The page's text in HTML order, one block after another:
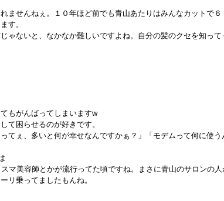
ませんねぇ。１０年ほど前でも青山あたりはみんなカットで６
す。
ゃないと、なかなか難しいですよね。自分の髪のクセを知って
もがんばってしまいますw
て困らせるのが好きです。
てぇ、多いと何が幸せなんですかぁ？」「モデムって何に使う
マ美容師とかが流行ってた頃ですね。まさに青山のサロンの
リ乗ってましたもんね。